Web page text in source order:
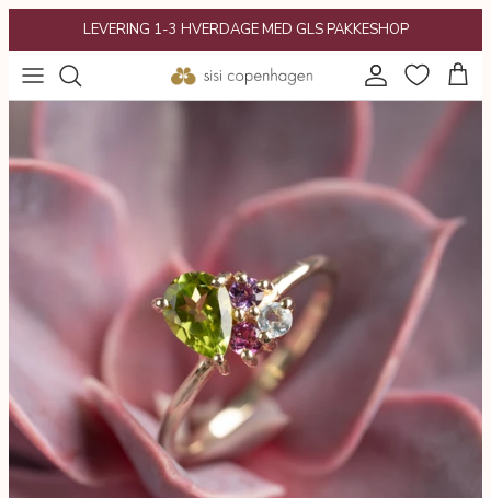
LEVERING 1-3 HVERDAGE MED GLS PAKKESHOP
POPULÆRT
KATEGORIER
KOLLEKTIONER
Gaveguide
Gavekort